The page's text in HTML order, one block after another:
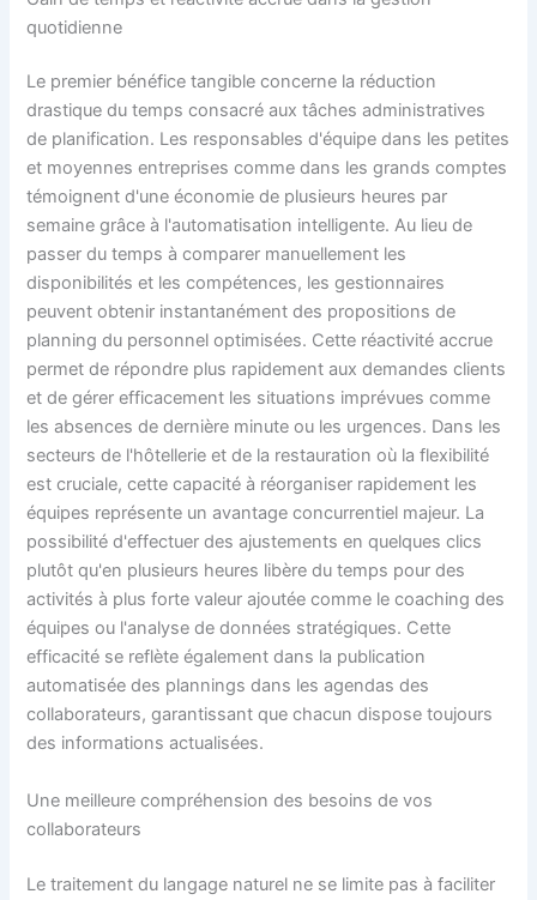
quotidienne
Le premier bénéfice tangible concerne la réduction
drastique du temps consacré aux tâches administratives
de planification. Les responsables d'équipe dans les petites
et moyennes entreprises comme dans les grands comptes
témoignent d'une économie de plusieurs heures par
semaine grâce à l'automatisation intelligente. Au lieu de
passer du temps à comparer manuellement les
disponibilités et les compétences, les gestionnaires
peuvent obtenir instantanément des propositions de
planning du personnel optimisées. Cette réactivité accrue
permet de répondre plus rapidement aux demandes clients
et de gérer efficacement les situations imprévues comme
les absences de dernière minute ou les urgences. Dans les
secteurs de l'hôtellerie et de la restauration où la flexibilité
est cruciale, cette capacité à réorganiser rapidement les
équipes représente un avantage concurrentiel majeur. La
possibilité d'effectuer des ajustements en quelques clics
plutôt qu'en plusieurs heures libère du temps pour des
activités à plus forte valeur ajoutée comme le coaching des
équipes ou l'analyse de données stratégiques. Cette
efficacité se reflète également dans la publication
automatisée des plannings dans les agendas des
collaborateurs, garantissant que chacun dispose toujours
des informations actualisées.
Une meilleure compréhension des besoins de vos
collaborateurs
Le traitement du langage naturel ne se limite pas à faciliter